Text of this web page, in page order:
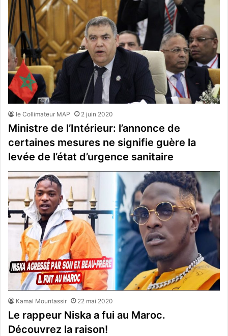
le Collimateur MAP 2 juin 2020
Ministre de l’Intérieur: l’annonce de
certaines mesures ne signifie guère la
levée de l’état d’urgence sanitaire
Kamal Mountassir 22 mai 2020
Le rappeur Niska a fui au Maroc.
Découvrez la raison!